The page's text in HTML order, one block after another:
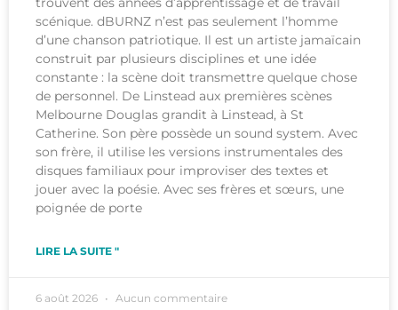
scénique. dBURNZ n’est pas seulement l’homme
d’une chanson patriotique. Il est un artiste jamaïcain
construit par plusieurs disciplines et une idée
constante : la scène doit transmettre quelque chose
de personnel. De Linstead aux premières scènes
Melbourne Douglas grandit à Linstead, à St
Catherine. Son père possède un sound system. Avec
son frère, il utilise les versions instrumentales des
disques familiaux pour improviser des textes et
jouer avec la poésie. Avec ses frères et sœurs, une
poignée de porte
LIRE LA SUITE "
6 août 2026 Aucun commentaire